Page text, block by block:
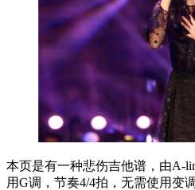
本页是有一种悲伤吉他谱，由A-
用G调，节奏4/4拍，无需使用变调